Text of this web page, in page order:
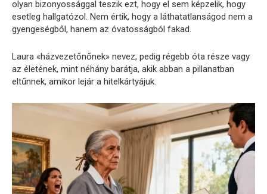
olyan bizonyossággal teszik ezt, hogy el sem képzelik, hogy
esetleg hallgatózol. Nem értik, hogy a láthatatlanságod nem a
gyengeségből, hanem az óvatosságból fakad.
Laura «házvezetőnőnek» nevez, pedig régebb óta része vagy
az életének, mint néhány barátja, akik abban a pillanatban
eltűnnek, amikor lejár a hitelkártyájuk.